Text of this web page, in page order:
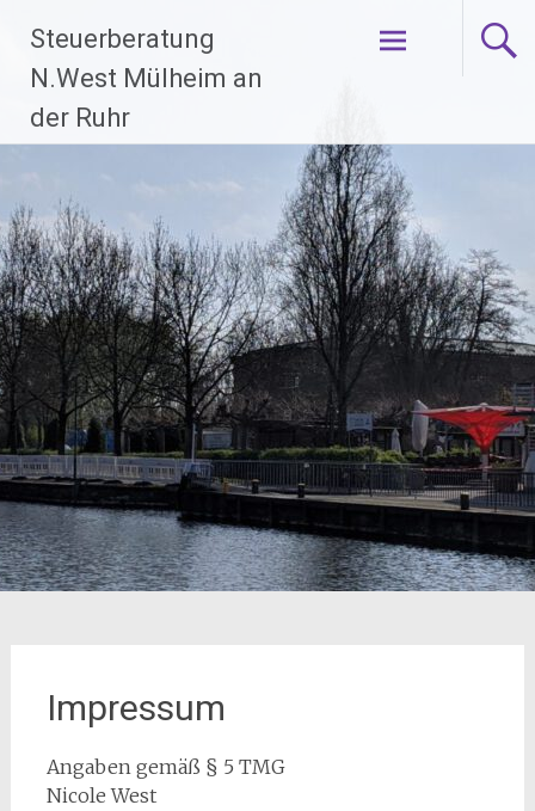
Inhalt
springen
Steuerberatung
N.West Mülheim an
der Ruhr
Impressum
Angaben gemäß § 5 TMG
Nicole West